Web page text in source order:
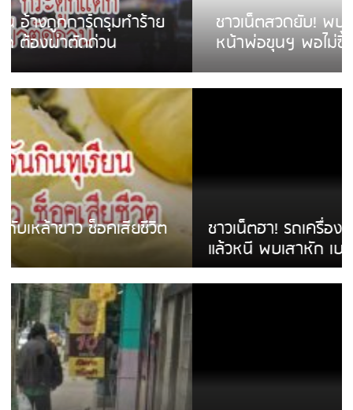
ชาวเน็ตสวดยับ! พบพม่าเร่ขายพวงมาลัย
หน้าพ่อขุนฯ พอไม่ซื้อเดินตาม
ชาวเน็ตฮา! รถเครื่องแม่สายชนป้ายร้านโลงศพ
แล้วหนี พบเสาหัก เบรคหัก หวิดได้ใช้บริการ